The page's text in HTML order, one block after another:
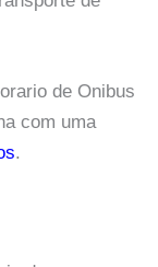
de Onibus
com uma
.